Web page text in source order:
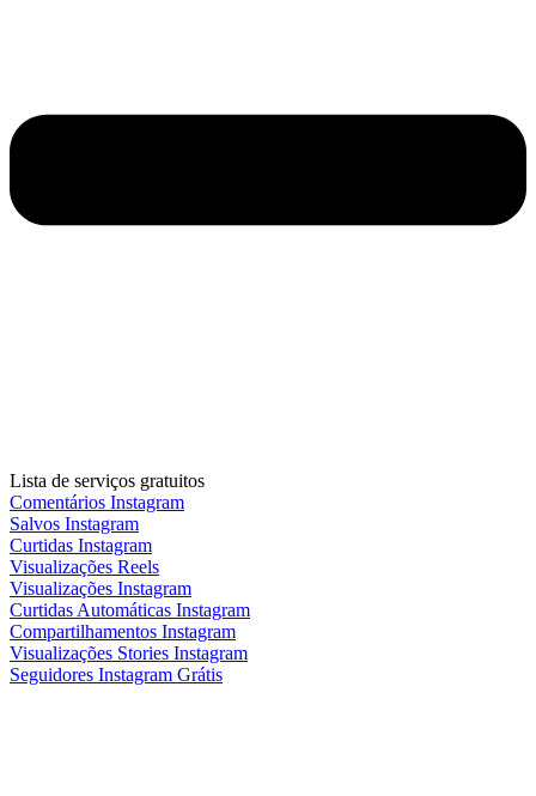
Lista de serviços gratuitos
Comentários Instagram
Salvos Instagram
Curtidas Instagram
Visualizações Reels
Visualizações Instagram
Curtidas Automáticas Instagram
Compartilhamentos Instagram
Visualizações Stories Instagram
Seguidores Instagram Grátis